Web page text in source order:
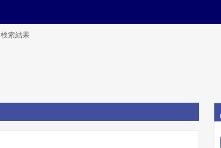
検索結果